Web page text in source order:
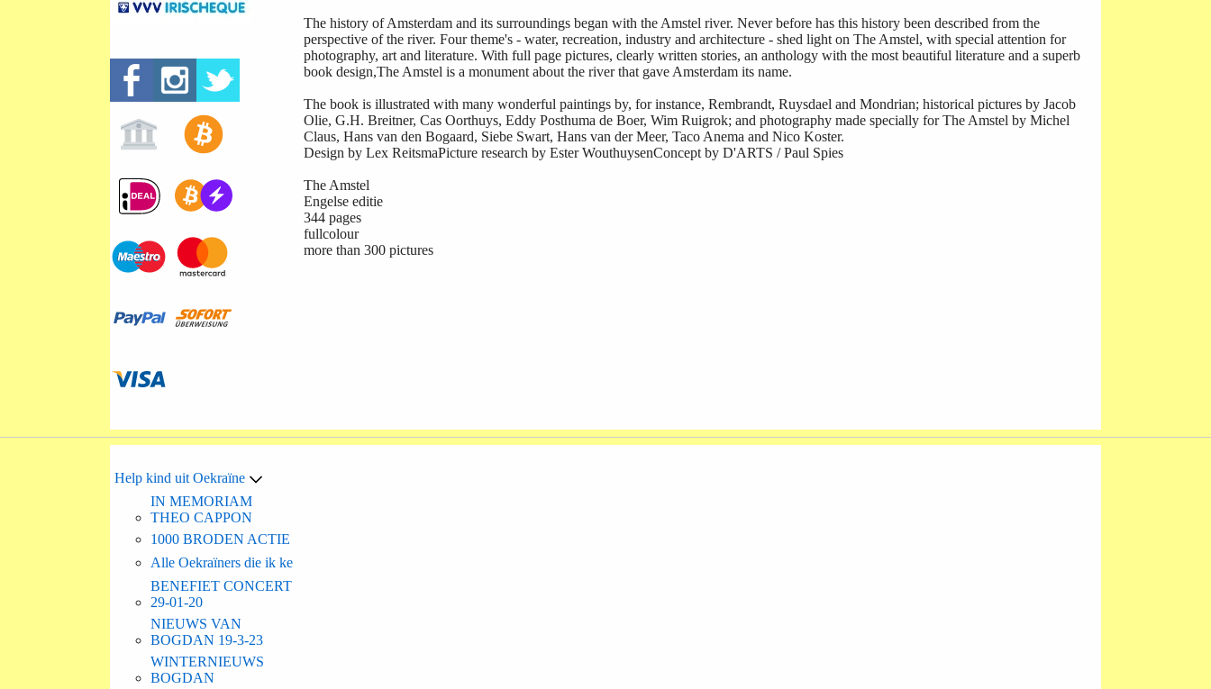
The history of Amsterdam and its surroundings began with the Amstel river. Never before has this history been described from the
perspective of the river. Four theme's - water, recreation, industry and architecture - shed light on The Amstel, with special attention for
photography, art and literature. With full page pictures, clearly written stories, an anthology with the most beautiful literature and a superb
book design,The Amstel is a monument about the river that gave Amsterdam its name.
The book is illustrated with many wonderful paintings by, for instance, Rembrandt, Ruysdael and Mondrian; historical pictures by Jacob
Olie, G.H. Breitner, Cas Oorthuys, Eddy Posthuma de Boer, Wim Ruigrok; and photography made specially for The Amstel by Michel
Claus, Hans van den Bogaard, Siebe Swart, Hans van der Meer, Taco Anema and Nico Koster.
Design by Lex ReitsmaPicture research by Ester WouthuysenConcept by D'ARTS / Paul Spies
The Amstel
Engelse editie
344 pages
fullcolour
more than 300 pictures
Help kind uit Oekraïne
IN MEMORIAM
THEO CAPPON
1000 BRODEN ACTIE
Alle Oekraïners die ik ke
BENEFIET CONCERT
29-01-20
NIEUWS VAN
BOGDAN 19-3-23
WINTERNIEUWS
BOGDAN